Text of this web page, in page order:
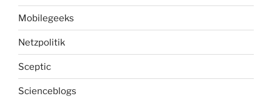
Mobilegeeks
Netzpolitik
Sceptic
Scienceblogs